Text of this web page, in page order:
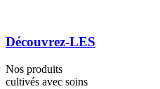
Découvrez-LES
Nos produits
cultivés avec soins